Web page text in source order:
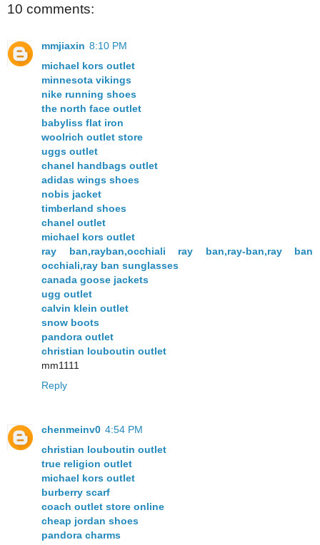
10 comments:
mmjiaxin 8:10 PM
michael kors outlet
minnesota vikings
nike running shoes
the north face outlet
babyliss flat iron
woolrich outlet store
uggs outlet
chanel handbags outlet
adidas wings shoes
nobis jacket
timberland shoes
chanel outlet
michael kors outlet
ray ban,rayban,occhiali ray ban,ray-ban,ray ban
occhiali,ray ban sunglasses
canada goose jackets
ugg outlet
calvin klein outlet
snow boots
pandora outlet
christian louboutin outlet
mm1111
Reply
chenmeinv0 4:54 PM
christian louboutin outlet
true religion outlet
michael kors outlet
burberry scarf
coach outlet store online
cheap jordan shoes
pandora charms